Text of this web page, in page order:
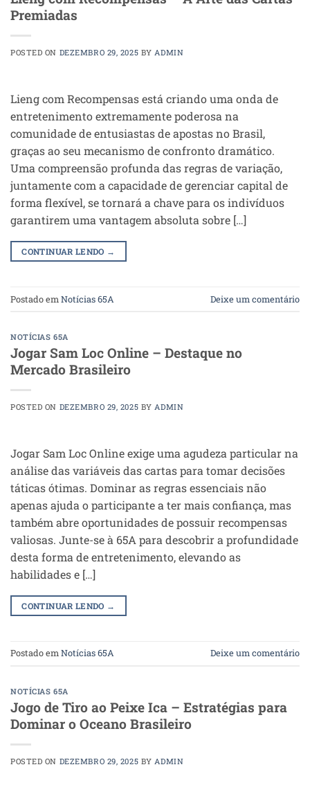
Premiadas
POSTED ON DEZEMBRO 29, 2025 BYADMIN
Lieng com Recompensas está criando uma onda de
entretenimento extremamente poderosa na
comunidade de entusiastas de apostas no Brasil,
graças ao seu mecanismo de confronto dramático.
Uma compreensão profunda das regras de variação,
juntamente com a capacidade de gerenciar capital de
forma flexível, se tornará a chave para os indivíduos
garantirem uma vantagem absoluta sobre […]
CONTINUAR LENDO →
Postado em Notícias 65A Deixe um comentário
NOTÍCIAS 65A
Jogar Sam Loc Online – Destaque no
Mercado Brasileiro
POSTED ON DEZEMBRO 29, 2025 BY ADMIN
Jogar Sam Loc Online exige uma agudeza particular na
análise das variáveis das cartas para tomar decisões
táticas ótimas. Dominar as regras essenciais não
apenas ajuda o participante a ter mais confiança, mas
também abre oportunidades de possuir recompensas
valiosas. Junte-se à 65A para descobrir a profundidade
desta forma de entretenimento, elevando as
habilidades e […]
CONTINUAR LENDO →
Postado emNotícias 65A Deixe um comentário
NOTÍCIAS 65A
Jogo de Tiro ao Peixe Ica – Estratégias para
Dominar o Oceano Brasileiro
POSTED ON DEZEMBRO 29, 2025 BY ADMIN